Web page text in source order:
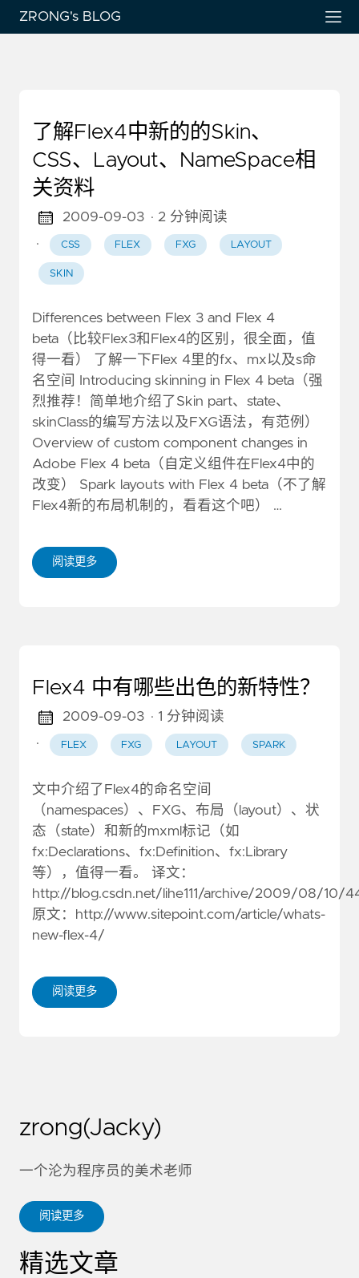
ZRONG's BLOG
了解Flex4中新的的Skin、
CSS、Layout、NameSpace相
关资料
2009-09-03 · 2 分钟阅读
·
CSS FLEX FXG LAYOUT
SKIN
Differences between Flex 3 and Flex 4
beta（比较Flex3和Flex4的区别，很全面，值
得一看） 了解一下Flex 4里的fx、mx以及s命
名空间 Introducing skinning in Flex 4 beta（强
烈推荐！简单地介绍了Skin part、state、
skinClass的编写方法以及FXG语法，有范例）
Overview of custom component changes in
Adobe Flex 4 beta（自定义组件在Flex4中的
改变） Spark layouts with Flex 4 beta（不了解
Flex4新的布局机制的，看看这个吧） …
阅读更多
Flex4 中有哪些出色的新特性？
2009-09-03 · 1 分钟阅读
·
FLEX FXG LAYOUT SPARK
文中介绍了Flex4的命名空间
（namespaces）、FXG、布局（layout）、状
态（state）和新的mxml标记（如
fx:Declarations、fx:Definition、fx:Library
等），值得一看。 译文：
http://blog.csdn.net/lihe111/archive/2009/08/10/
原文：http://www.sitepoint.com/article/whats-
new-flex-4/
阅读更多
zrong(Jacky)
一个沦为程序员的美术老师
阅读更多
精选文章